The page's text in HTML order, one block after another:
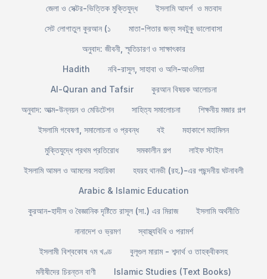
জেলা ও সেক্টর-ভিত্তিক মুক্তিযুদ্ধ
ইসলামি আদর্শ ও মতবাদ
সেট লোগাতুল কুরআন (১
মাতা-পিতার জন্য সবটুকু ভালোবাসা
অনুবাদ: জীবনী, স্মৃতিচারণ ও সাক্ষাৎকার
Hadith
নবি-রাসুল, সাহাবা ও অলি-আওলিয়া
Al-Quran and Tafsir
কুরআন বিষয়ক আলোচনা
অনুবাদ: আত্ম-উন্নয়ন ও মেডিটেশন
সাহিত্য সমালোচনা
শিক্ষনীয় মজার গল্প
ইসলামি গবেষণা, সমালোচনা ও প্রবন্ধ
বই
মহাকাশে মহামিলন
মুক্তিযুদ্ধে প্রথম প্রতিরোধ
সমকালীন গল্প
লাইফ স্টাইল
ইসলামি আমল ও আমলের সহায়িকা
হযরহ থানভী (রহ.)-এর পছন্দনীয় ঘটনাবলী
Arabic & Islamic Education
কুরআন-হাদীস ও বৈজ্ঞানিক দৃষ্টিতে রাসূল (সা.) এর মিরাজ
ইসলামি অর্থনীতি
নানাদেশ ও ভ্রমণ
স্বাস্থ্যবিধি ও পরামর্শ
ইসলামী বিশ্বকোষ ৭ম খণ্ড
বুলূগুল মারাম - শব্দার্থ ও তাহক্বীকসহ
মনীষীদের চিরন্তন বাণী
Islamic Studies (Text Books)